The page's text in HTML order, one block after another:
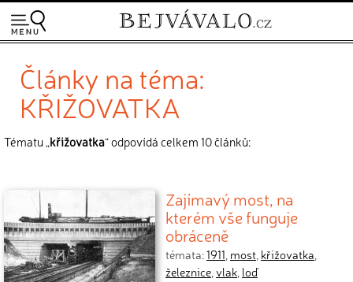
Články na téma:
KŘIŽOVATKA
Tématu „křižovatka“ odpovídá celkem 10 článků:
Zajímavý most, na
kterém vše funguje
obráceně
témata:1911, most, křižovatka,
železnice,vlak, loď